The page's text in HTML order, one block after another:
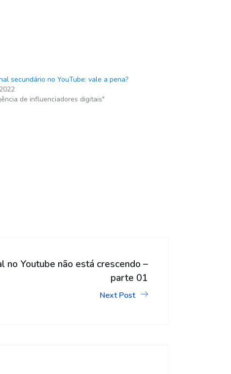
secundário no YouTube: vale a pena?
de influenciadores digitais"
no Youtube não está crescendo –
parte 01
Next Post